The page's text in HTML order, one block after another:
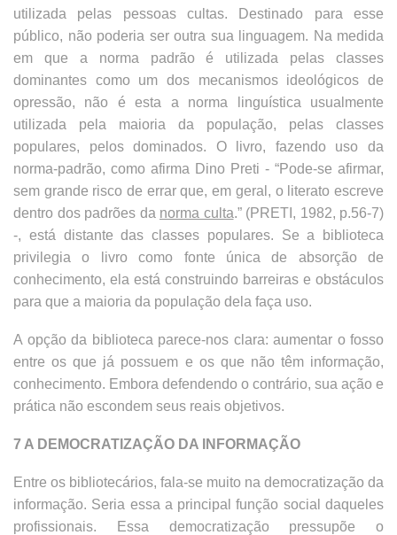
utilizada pelas pessoas cultas. Destinado para esse
público, não poderia ser outra sua linguagem. Na medida
em que a norma padrão é utilizada pelas classes
dominantes como um dos mecanismos ideológicos de
opressão, não é esta a norma linguística usualmente
utilizada pela maioria da população, pelas classes
populares, pelos dominados. O livro, fazendo uso da
norma-padrão, como afirma Dino Preti - “Pode-se afirmar,
sem grande risco de errar que, em geral, o literato escreve
dentro dos padrões da norma culta.” (PRETI, 1982, p.56-7)
-, está distante das classes populares. Se a biblioteca
privilegia o livro como fonte única de absorção de
conhecimento, ela está construindo barreiras e obstáculos
para que a maioria da população dela faça uso.
A opção da biblioteca parece-nos clara: aumentar o fosso
entre os que já possuem e os que não têm informação,
conhecimento. Embora defendendo o contrário, sua ação e
prática não escondem seus reais objetivos.
7 A DEMOCRATIZAÇÃO DA INFORMAÇÃO
Entre os bibliotecários, fala-se muito na democratização da
informação. Seria essa a principal função social daqueles
profissionais. Essa democratização pressupõe o